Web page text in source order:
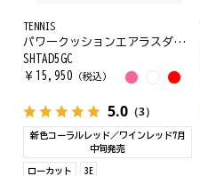
TENNIS
パワークッションエアラスダッシュ5GC
SHTAD5GC
￥ 15,950 （税込）
5.0 （3）
新色コーラルレッド／ワインレッド7月
中旬発売
ローカット 3E